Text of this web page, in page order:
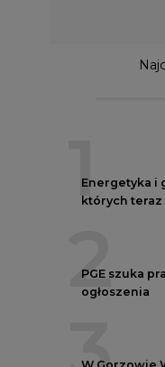
1
Energetyka i
których
2
PGE szuka
ogłoszenia
W Gorzowie